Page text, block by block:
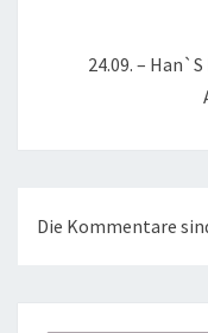
24.09. –
Die Kommentare